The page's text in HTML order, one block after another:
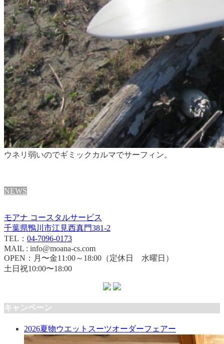
ウネリ弱いのでギミックカルマでサーフィン。
NEWS
モアナ コースタルサービス
千葉県鴨川市江見西真門381-2
TEL： 04-7096-0173
MAIL : info@moana-cs.com
OPEN：月〜金11:00～18:00（定休日 水曜日）
土日祝10:00〜18:00
キャンペーン
2026夏物ウエットスーツオーダーフェアー